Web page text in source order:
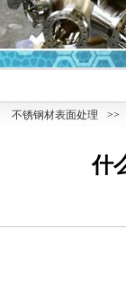
不锈钢材表面处理 >>
什